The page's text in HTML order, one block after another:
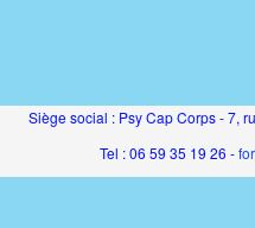
Siège social : Psy Cap Corps - 7,
Tel : 06 59 35 19 26 -